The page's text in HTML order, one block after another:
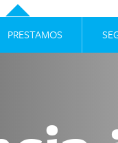
PRESTAMOS